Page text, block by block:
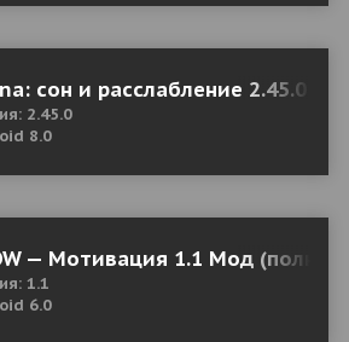
сон и расслабление 2.45.0
2.45.0
8.0
— Мотивация 1.1 Мод (полная
1.1
6.0